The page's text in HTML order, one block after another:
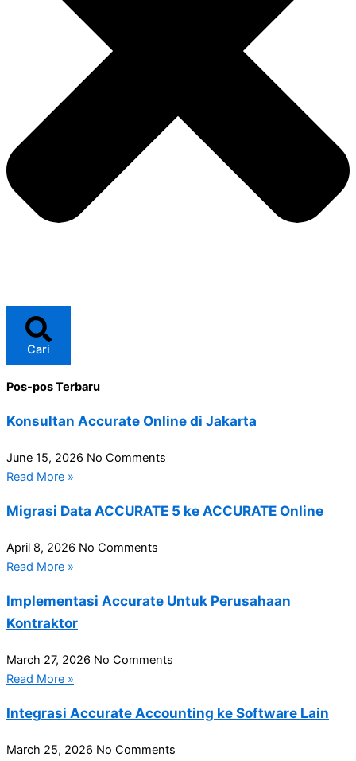
Cari
Pos-pos Terbaru
Konsultan Accurate Online di Jakarta
June 15, 2026 No Comments
Read More »
Migrasi Data ACCURATE 5 ke ACCURATE Online
April 8, 2026 No Comments
Read More »
Implementasi Accurate Untuk Perusahaan
Kontraktor
March 27, 2026 No Comments
Read More »
Integrasi Accurate Accounting ke Software Lain
March 25, 2026 No Comments